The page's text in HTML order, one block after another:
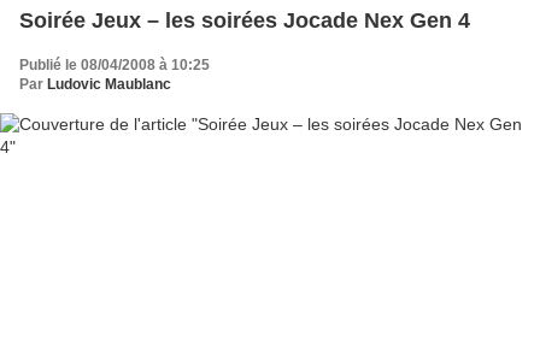
Soirée Jeux – les soirées Jocade Nex Gen 4
Publié le 08/04/2008 à 10:25
Par Ludovic Maublanc